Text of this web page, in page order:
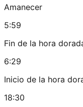
Amanecer
5:59
Fin de la hora
6:29
Inicio de la hora
18:30